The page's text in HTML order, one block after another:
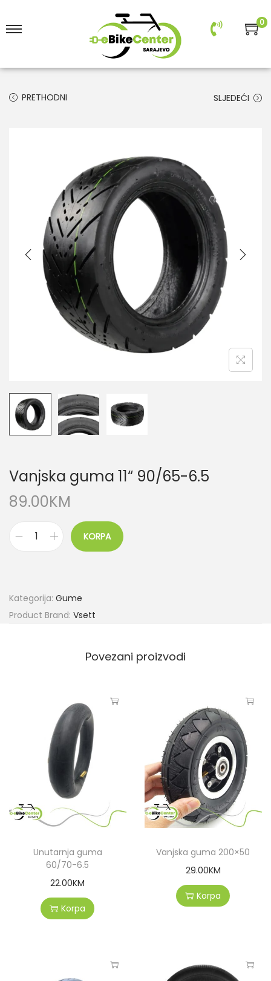
0
PRETHODNI SLJEDEĆI
Vanjska guma 11“ 90/65-6.5
89.00KM
KORPA
Kategorija: Gume
Product Brand: Vsett
Povezani proizvodi
Unutarnja guma
60/70-6.5
22.00KM
Korpa
Vanjska guma 200×50
29.00KM
Korpa